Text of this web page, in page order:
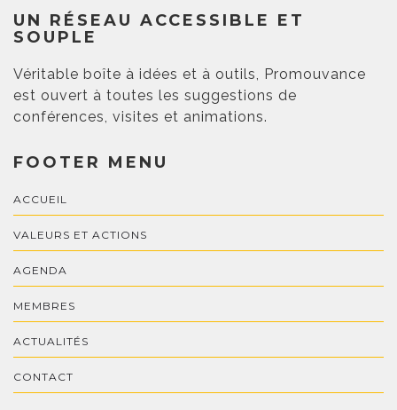
UN RÉSEAU ACCESSIBLE ET
SOUPLE
Véritable boîte à idées et à outils, Promouvance
est ouvert à toutes les suggestions de
conférences, visites et animations.
FOOTER MENU
ACCUEIL
VALEURS ET ACTIONS
AGENDA
MEMBRES
ACTUALITÉS
CONTACT